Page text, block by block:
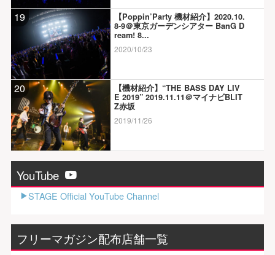
19
【Poppin’Party 機材紹介】2020.10.
8-9＠東京ガーデンシアター BanG D
ream! 8...
2020/10/23
20
【機材紹介】“THE BASS DAY LIV
E 2019” 2019.11.11＠マイナビBLIT
Z赤坂
2019/11/26
YouTube
STAGE Official YouTube Channel
フリーマガジン配布店舗一覧